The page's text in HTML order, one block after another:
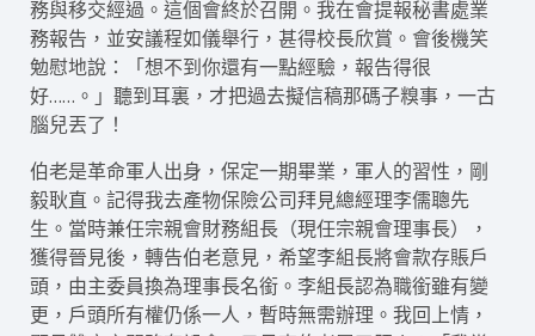
務與移交經過。這個會終於召開。我在會提報秘書處業
務報告，並安議程如儀舉行，甚得校長欣賞。會後機笑
勉慰地說：「想不到你還有一點經驗，報告得很
好……。」聽到耳裏，才把過去擬信稿那碼子糗事，一古
腦兒丟了！
伯老是革命軍人出身，保定一期畢業，軍人的習性，剛
毅耿直。記得我去產物保險公司拜見總經理李儒聰先
生。當時兼任宗親會財務組長（現任宗親會理事長），
獲得晉見後，轉告伯老意見，希望李組長將會款存賬戶
頭，由主委員換為理事長名銜。李組長認為職銜雖有變
更，戶頭所有權仍係一人，暫時無需辦理。我回上情，